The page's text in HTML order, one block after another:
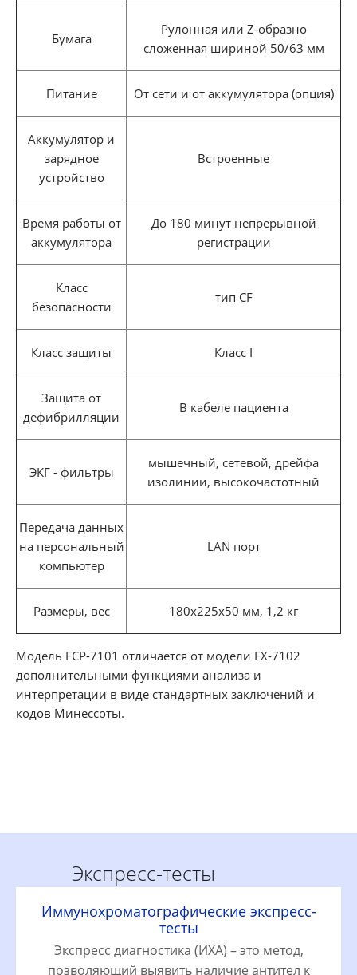
Бумага
Рулонная или Z-образно
сложенная шириной 50/63 мм
Питание От сети и от аккумулятора (опция)
Аккумулятор и
зарядное
устройство
Встроенные
Время работы от
аккумулятора
До 180 минут непрерывной
регистрации
Класс
безопасности
тип CF
Класс защиты Класс I
Защита от
дефибрилляции
В кабеле пациента
ЭКГ - фильтры
мышечный, сетевой, дрейфа
изолинии, высокочастотный
Передача данных
на персональный
компьютер
LAN порт
Размеры, вес 180х225х50 мм, 1,2 кг
Модель FCP-7101 отличается от модели FX-7102
дополнительными функциями анализа и
интерпретации в виде стандартных заключений и
кодов Минессоты.
Экспресс-тесты
Иммунохроматографические экспресс-
тесты
Экспресс диагностика (ИХА) – это метод,
позволяющий выявить наличие антител к